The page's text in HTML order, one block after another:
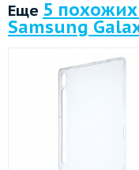
Еще 5
Samsung